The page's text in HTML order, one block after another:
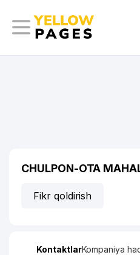
CHULPON-OTA
Fikr qoldirish
KontaktlarKompaniya